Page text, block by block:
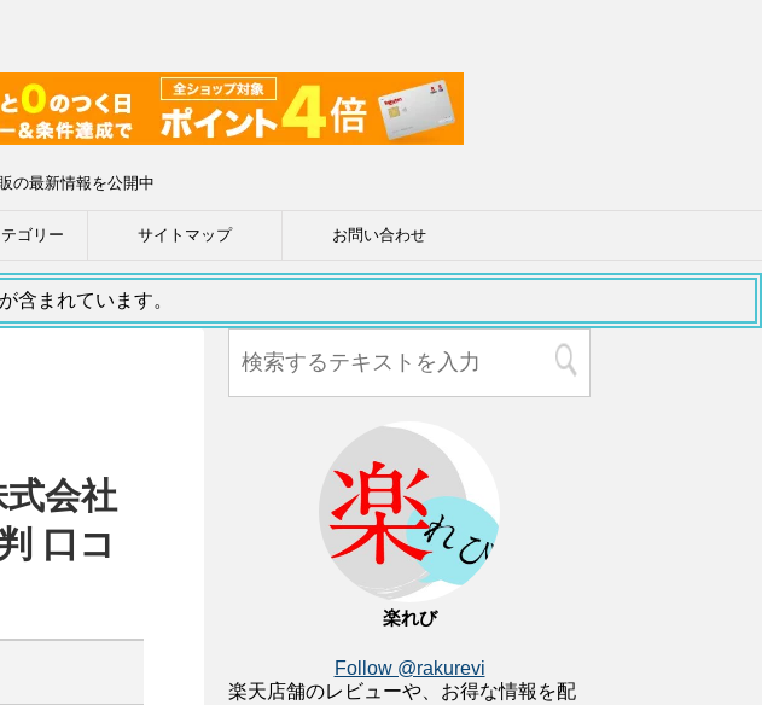
の最新情報を公開中
ゴリー サイトマップ お問い合わせ
含まれています。
会社
口コ
楽れび
Follow @rakurevi
楽天店舗のレビューや、お得な情報を配